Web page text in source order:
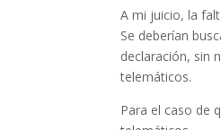
A mi juicio, la
Se deberían
declaración, sin
telemáticos.
Para el caso de